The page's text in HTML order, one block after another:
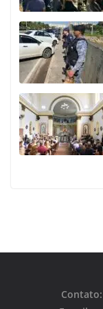
k a
m
Contato: